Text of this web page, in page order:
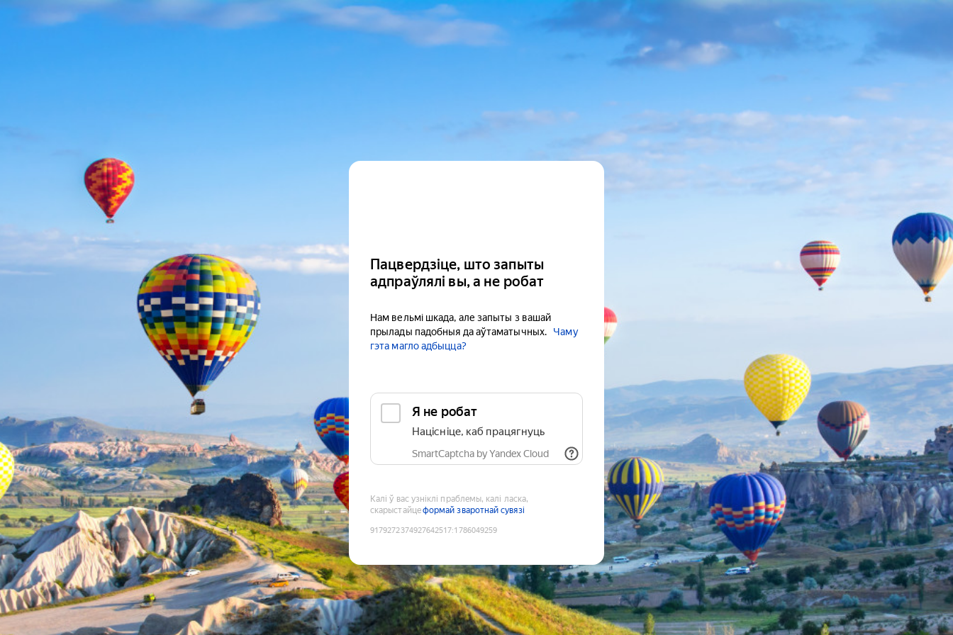
Пацвердзіце, што запыты
адпраўлялі вы, а не робат
Нам вельмі шкада, але запыты з вашай
прылады падобныя да аўтаматычных.
Чаму
гэта магло адбыцца?
Я не робат
Націсніце, каб працягнуць
SmartCaptcha by Yandex Cloud
Калі ў вас узніклі праблемы, калі ласка,
скарыстайцеформай зваротнай сувязі
9179272374927642517:1786049259